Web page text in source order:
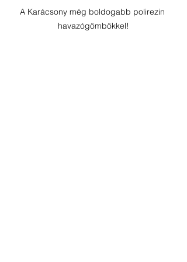
A Karácsony még boldogabb polirezin
havazógömbökkel!